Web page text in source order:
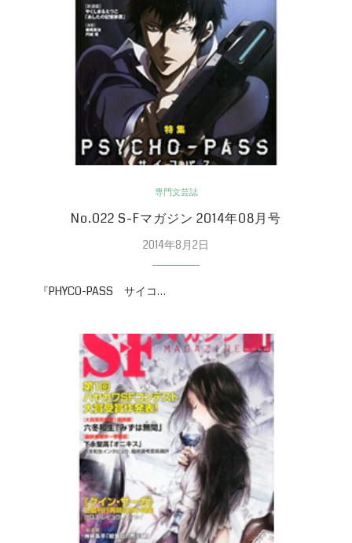
専門文芸誌
No.022 S-Fマガジン 2014年08月号
2014年8月2日
『PHYCO-PASS サイコ…